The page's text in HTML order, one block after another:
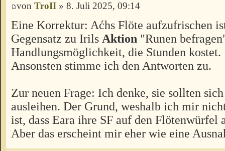
von TroII » 8. Juli 2025, 09:14
Eine Korrektur: Aćhs Flöte aufzufrischen
Gegensatz zu Irils Aktion "Runen
Handlungsmöglichkeit, die Stunden kostet.
Ansonsten stimme ich den Antworten zu.
Zur neuen Frage: Ich denke, sie sollten
ausleihen. Der Grund, weshalb ich mir
ist, dass Eara ihre SF auf den Flötenwürfel
Aber das erscheint mir eher wie eine